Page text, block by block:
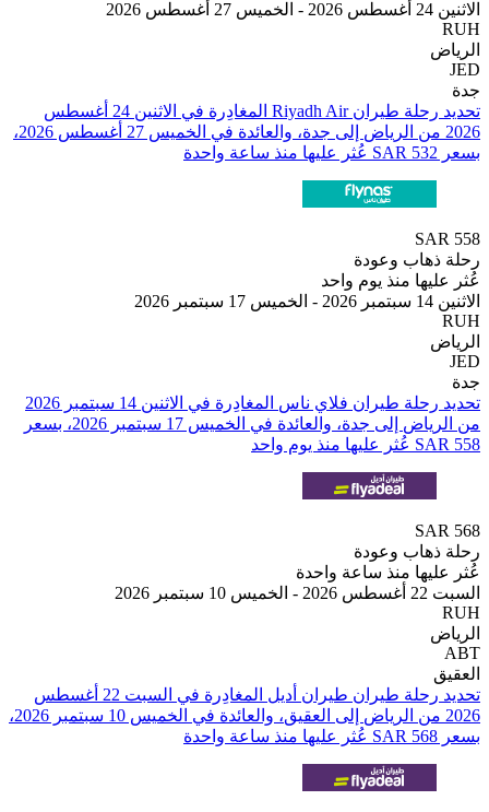
تحديد رحلة طيران ⁦Riyadh Air⁩ المغادِرة في ⁦الاثنين 24 أغسطس
2026⁩ من ⁦الرياض⁩ إلى ⁦جدة⁩، والعائدة في ⁦الخميس 27 أغسطس 2026⁩،
وعودة
منذ يوم واحد
من ⁦الرياض⁩ إلى ⁦جدة⁩، والعائدة في ⁦الخميس 17 سبتمبر 2026⁩، بسعر
وعودة
منذ ساعة واحدة
تحديد رحلة طيران ⁦طيران أديل⁩ المغادِرة في ⁦السبت 22 أغسطس
2026⁩ من ⁦الرياض⁩ إلى ⁦العقيق⁩، والعائدة في ⁦الخميس 10 سبتمبر 2026⁩،